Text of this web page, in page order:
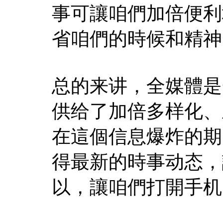
事可讓咱們加倍便
省咱們的時候和精
总的来讲，全媒體
供给了加倍多样化
在這個信息爆炸的
得最新的時事动态
以，讓咱們打開手